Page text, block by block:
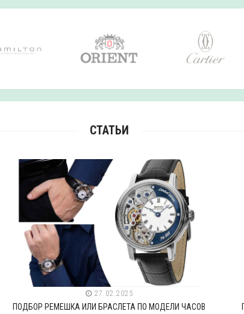
СТАТЬИ
27.02.2025
ПОДБОР РЕМЕШКА ИЛИ БРАСЛЕТА ПО МОДЕЛИ ЧАСОВ